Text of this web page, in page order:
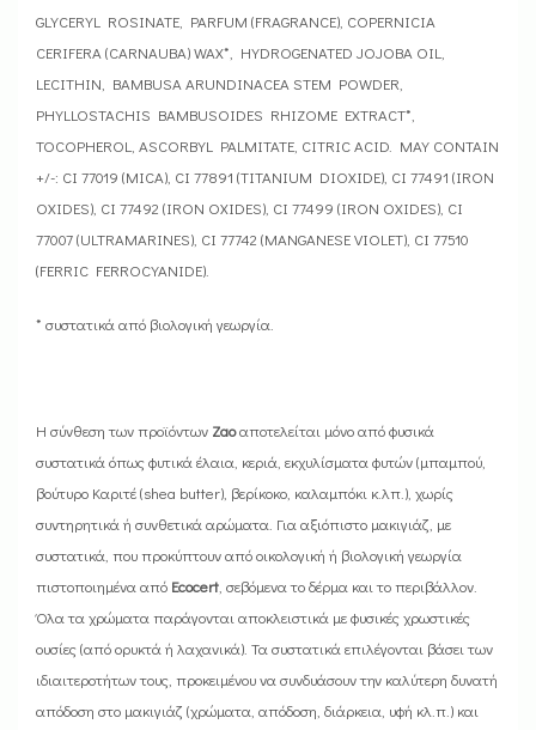
GLYCERYL ROSINATE, PARFUM (FRAGRANCE), COPERNICIA
CERIFERA (CARNAUBA) WAX*, HYDROGENATED JOJOBA OIL,
LECITHIN, BAMBUSA ARUNDINACEA STEM POWDER,
PHYLLOSTACHIS BAMBUSOIDES RHIZOME EXTRACT*,
TOCOPHEROL, ASCORBYL PALMITATE, CITRIC ACID. MAY CONTAIN
+/-: CI 77019 (MICA), CI 77891 (TITANIUM DIOXIDE), CI 77491 (IRON
OXIDES), CI 77492 (IRON OXIDES), CI 77499 (IRON OXIDES), CI
77007 (ULTRAMARINES), CI 77742 (MANGANESE VIOLET), CI 77510
(FERRIC FERROCYANIDE).
* συστατικά από βιολογική γεωργία.
Η σύνθεση των προϊόντων Zaoαποτελείται μόνο από φυσικά
συστατικά όπως φυτικά έλαια, κεριά, εκχυλίσματα φυτών (μπαμπού,
βούτυρο Καριτέ (shea butter), βερίκοκο, καλαμπόκι κ.λπ.), χωρίς
συντηρητικά ή συνθετικά αρώματα. Για αξιόπιστο μακιγιάζ, με
συστατικά, που προκύπτουν από οικολογική ή βιολογική γεωργία
πιστοποιημένα από Ecocert , σεβόμενα το δέρμα και το περιβάλλον.
Όλα τα χρώματα παράγονται αποκλειστικά με φυσικές χρωστικές
ουσίες (από ορυκτά ή λαχανικά). Τα συστατικά επιλέγονται βάσει των
ιδιαιτεροτήτων τους, προκειμένου να συνδυάσουν την καλύτερη δυνατή
απόδοση στο μακιγιάζ (χρώματα, απόδοση, διάρκεια, υφή κλ.π.) και